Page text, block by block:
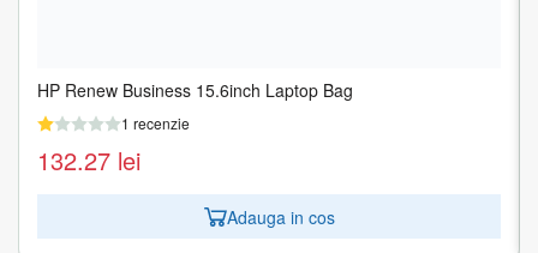
HP Renew Business 15.6inch Laptop Bag
1 recenzie
132.27 lei
Adauga in cos
NB BACKPACK AMORED 17"/BLACK GX40V10007 LENOVO
1 recenzie
273.37 lei
Adauga in cos